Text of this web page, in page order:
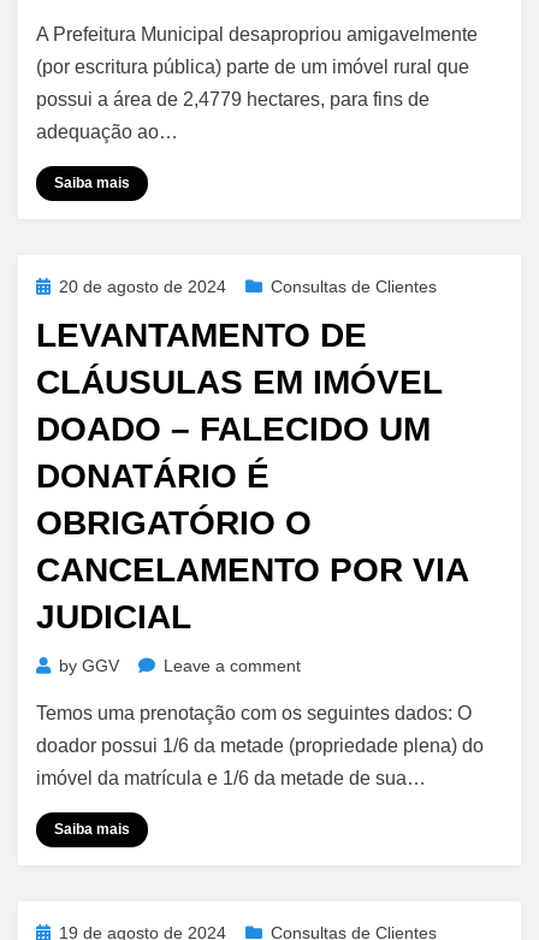
em
Imóvel
Rural
A Prefeitura Municipal desapropriou amigavelmente
(por escritura pública) parte de um imóvel rural que
possui a área de 2,4779 hectares, para fins de
adequação ao…
Saiba mais
Posted20 de agosto de 2024 Consultas de Clientes
LEVANTAMENTO DE
CLÁUSULAS EM IMÓVEL
DOADO – FALECIDO UM
DONATÁRIO É
OBRIGATÓRIO O
CANCELAMENTO POR VIA
JUDICIAL
by GGV Leave a commenton
de
Cláusulas
em
Donatário
Temos uma prenotação com os seguintes dados: O
doador possui 1/6 da metade (propriedade plena) do
imóvel da matrícula e 1/6 da metade de sua…
Saiba mais
Posted19 de agosto de 2024 Consultas de Clientes